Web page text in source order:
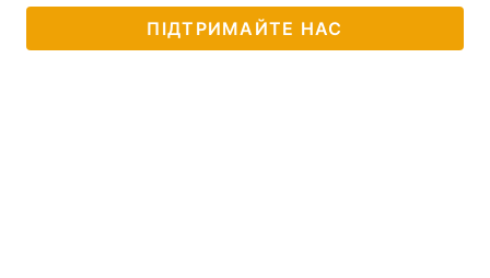
ПІДТРИМАЙТЕ НАС